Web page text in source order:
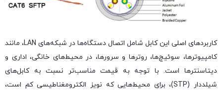
کاربردهای اصلی این کابل شامل اتصال دستگاه‌ها در شبکه‌های LAN، مانند
کامپیوترها، سوئیچ‌ها، روترها و سرورها، در محیط‌های خانگی، اداری و
دیتاسنترها است. با توجه به قیمت مناسب‌تر نسبت به کابل‌های
شیلددار (STP)، برای محیط‌هایی که نویز الکترومغناطیسی کم است،